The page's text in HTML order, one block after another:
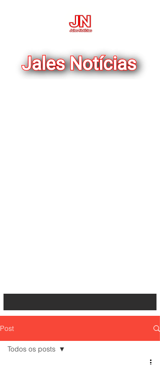
Post
Todos os posts